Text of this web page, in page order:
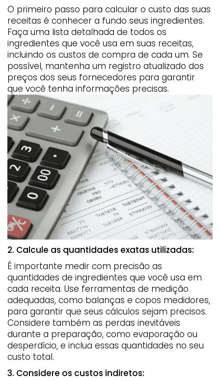
O primeiro passo para calcular o custo das suas
receitas é conhecer a fundo seus ingredientes.
Faça uma lista detalhada de todos os
ingredientes que você usa em suas receitas,
incluindo os custos de compra de cada um. Se
possível, mantenha um registro atualizado dos
preços dos seus fornecedores para garantir
que você tenha informações precisas.
2. Calcule as quantidades exatas utilizadas:
É importante medir com precisão as
quantidades de ingredientes que você usa em
cada receita. Use ferramentas de medição
adequadas, como balanças e copos medidores,
para garantir que seus cálculos sejam precisos.
Considere também as perdas inevitáveis
durante a preparação, como evaporação ou
desperdício, e inclua essas quantidades no seu
custo total.
3. Considere os custos indiretos: